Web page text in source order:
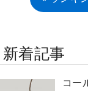
新着記事
コー